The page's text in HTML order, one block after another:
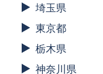
埼玉県
東京都
栃木県
神奈川県